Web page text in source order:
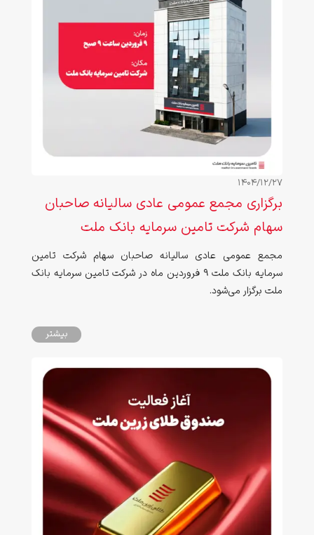
1404/12/27
برگزاری مجمع عمومی عادی سالیانه صاحبان
سهام شرکت تامین سرمایه بانک ملت
مجمع عمومی عادی سالیانه صاحبان سهام شرکت تامین
سرمایه بانک ملت 9 فروردین ماه در شرکت تامین سرمایه بانک
ملت برگزار می‌شود.
بیشتر